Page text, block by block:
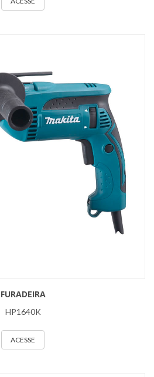
FURADEIRA
HP1640K
ACESSE